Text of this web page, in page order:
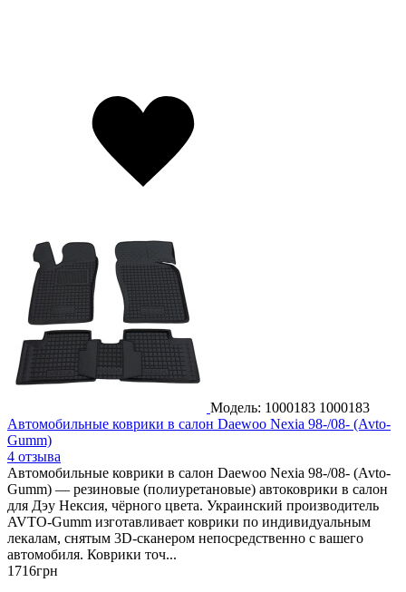
Модель: 1000183 1000183
Автомобильные коврики в салон Daewoo Nexia 98-/08- (Avto-
Gumm)
4 отзыва
Автомобильные коврики в салон Daewoo Nexia 98-/08- (Avto-
Gumm) — резиновые (полиуретановые) автоковрики в салон
для Дэу Нексия, чёрного цвета. Украинский производитель
AVTO-Gumm изготавливает коврики по индивидуальным
лекалам, снятым 3D-сканером непосредственно с вашего
автомобиля. Коврики точ...
1716грн